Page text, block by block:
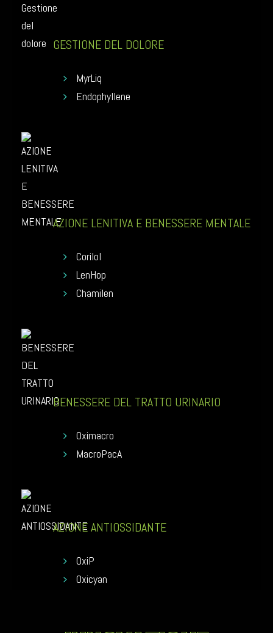
GESTIONE DEL DOLORE
MyrLiq
Endophyllene
AZIONE LENITIVA E BENESSERE MENTALE
Corilol
LenHop
Chamilen
BENESSERE DEL TRATTO URINARIO
Oximacro
MacroPacA
AZIONE ANTIOSSIDANTE
OxiP
Oxicyan